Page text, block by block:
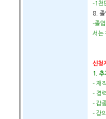
-1천
8. 졸
-졸
서는
신청
1. 추
- 재
- 경
- 갑
- 강